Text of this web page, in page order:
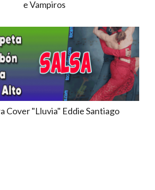
e Vampiros
Cover "Lluvia" Eddie Santiago